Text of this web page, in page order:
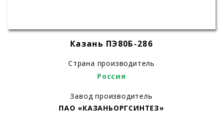
Казань ПЭ80Б-286
Страна производитель
Россия
Завод производитель
ПАО «КАЗАНЬОРГСИНТЕЗ»